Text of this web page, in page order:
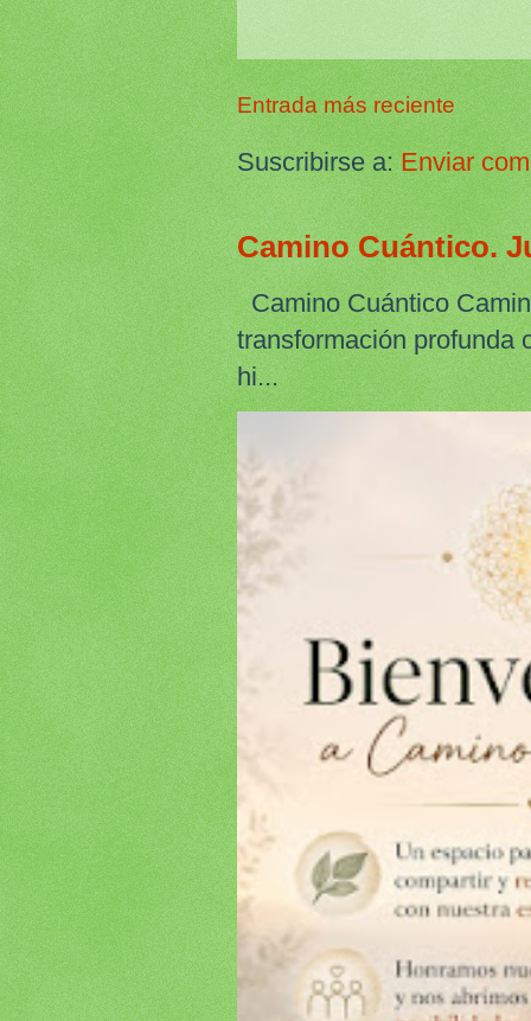
Entrada más reciente
Suscribirse a:Enviar
Camino Cuántico.
Camino Cuántico
transformación profunda
hi...